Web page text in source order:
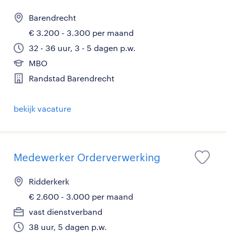
Barendrecht
€ 3.200 - 3.300 per maand
32 - 36 uur, 3 - 5 dagen p.w.
MBO
Randstad Barendrecht
bekijk vacature
Medewerker Orderverwerking
Ridderkerk
€ 2.600 - 3.000 per maand
vast dienstverband
38 uur, 5 dagen p.w.